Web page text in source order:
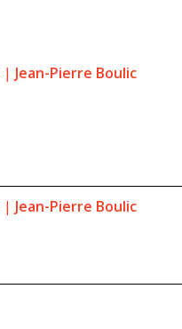
| Jean-Pierre Boulic
| Jean-Pierre Boulic